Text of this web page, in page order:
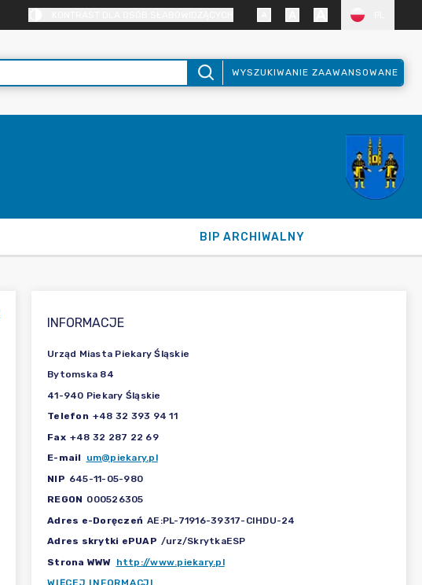
WYSZUKIWANIE ZAAWANSOWANE
BIP ARCHIWALNY
INFORMACJE
Urząd Miasta Piekary Śląskie
Bytomska 84
41-940 Piekary Śląskie
Telefon +48 32 393 94 11
Fax +48 32 287 22 69
E-mail
um@piekary.pl
NIP 645-11-05-980
REGON 000526305
Adres e-Doręczeń AE:PL-71916-39317-CIHDU-24
Adres skrytki ePUAP /urz/SkrytkaESP
Strona WWW http://www.piekary.pl
WIĘCEJ INFORMACJI